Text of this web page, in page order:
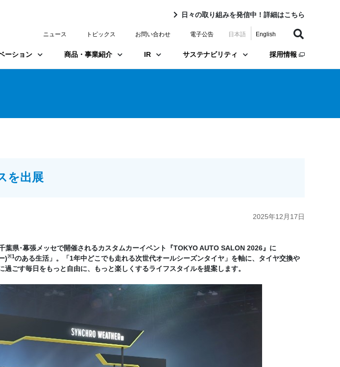
日々の取り組みを発信中！詳細はこちら
ニュース トピックス お問い合わせ 電子公告 日本語 English
ーション 商品・事業紹介 IR サステナビリティ 採用情報
を出展
2025年12月17日
県･幕張メッセで開催されるカスタムカーイベント『TOKYO AUTO SALON 2026』に
)※1のある生活」。「1年中どこでも走れる次世代オールシーズンタイヤ」を軸に、タイヤ交換や
ごす毎日をもっと自由に、もっと楽しくするライフスタイルを提案します。